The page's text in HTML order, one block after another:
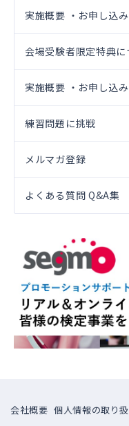
実施概要 ・お申し込み
会場受験者限定特典に
実施概要 ・お申し込み
練習問題に挑戦
メルマガ登録
よくある質問 Q&A集
会社概要 個人情報の取り